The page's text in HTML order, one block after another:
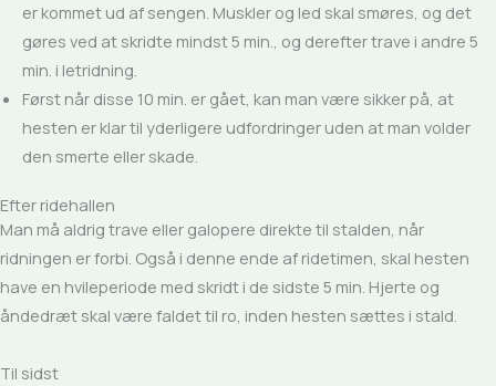
er kommet ud af sengen. Muskler og led skal smøres, og det
gøres ved at skridte mindst 5 min., og derefter trave i andre 5
min. i letridning.
Først når disse 10 min. er gået, kan man være sikker på, at
hesten er klar til yderligere ud­fordringer uden at man volder
den smerte eller skade.
Efter ridehallen
Man må aldrig trave eller galopere direkte til stalden, når
ridningen er forbi. Også i denne ende af ridetimen, skal hesten
have en hvile­periode med skridt i de sidste 5 min. Hjerte og
åndedræt skal være faldet til ro, inden hesten sættes i stald.
Til sidst